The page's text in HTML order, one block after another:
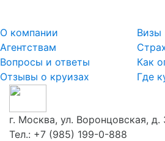
О компании
Агентствам
Вопросы и ответы
Отзывы о круизах
Визы
Как
Где
г. Москва, ул. Воронцовская, д.
Тел.: +7 (985) 199-0-888